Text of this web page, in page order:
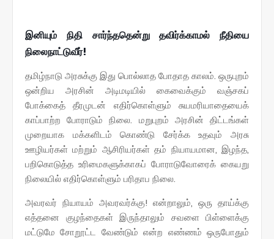
இனியும் நிதி சார்ந்ததென்று தவிர்க்காமல் நீதியை
நிலைநாட்டுவீர்!
தமிழ்நாடு அரசுக்கு இது பொல்லாத போதாத காலம். ஒருபுறம்
ஒன்றிய அரசின் அடிமடியில் கைவைக்கும் வஞ்சகப்
போக்கைத் தீரமுடன் எதிர்கொள்ளும் சுயமரியாதையைக்
காப்பாற்ற போராடும் நிலை. மறுபுறம் அரசின் திட்டங்கள்
முறையாக மக்களிடம் கொண்டு சேர்க்க உதவும் அரசு
ஊழியர்கள் மற்றும் ஆசிரியர்கள் தம் நியாயமான, இழந்த,
பறிகொடுத்த உரிமைகளுக்காகப் போராடுவோரைக் கையறு
நிலையில் எதிர்கொள்ளும் பரிதாப நிலை.
அவரவர் நியாயம் அவரவர்க்கு! என்றாலும், ஒரு தாய்க்கு
எத்தனை குழந்தைகள் இருந்தாலும் சவளை பிள்ளைக்கு
மட்டுமே சோறூட்ட வேண்டும் என்ற எண்ணம் ஒருபோதும்